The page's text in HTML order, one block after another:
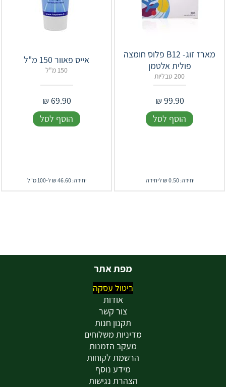
מארז זוג- B12 פלוס חומצה
פולית אלטמן
200 טבליות
99.90
₪
הוסף לסל
יחידה: 0.50 ₪ ליחידה
אייס פאוור 150 מ"ל
150 מ"ל
69.90
₪
הוסף לסל
יחידה: 46.60 ₪ ל-100 מ"ל
מפת אתר
ביטול עסקה
אודות
צור קשר
תקנון חנות
מדיניות משלוחים
מעקב הזמנות
הרשמת לקוחות
מידע נוסף
הצהרת נגישות